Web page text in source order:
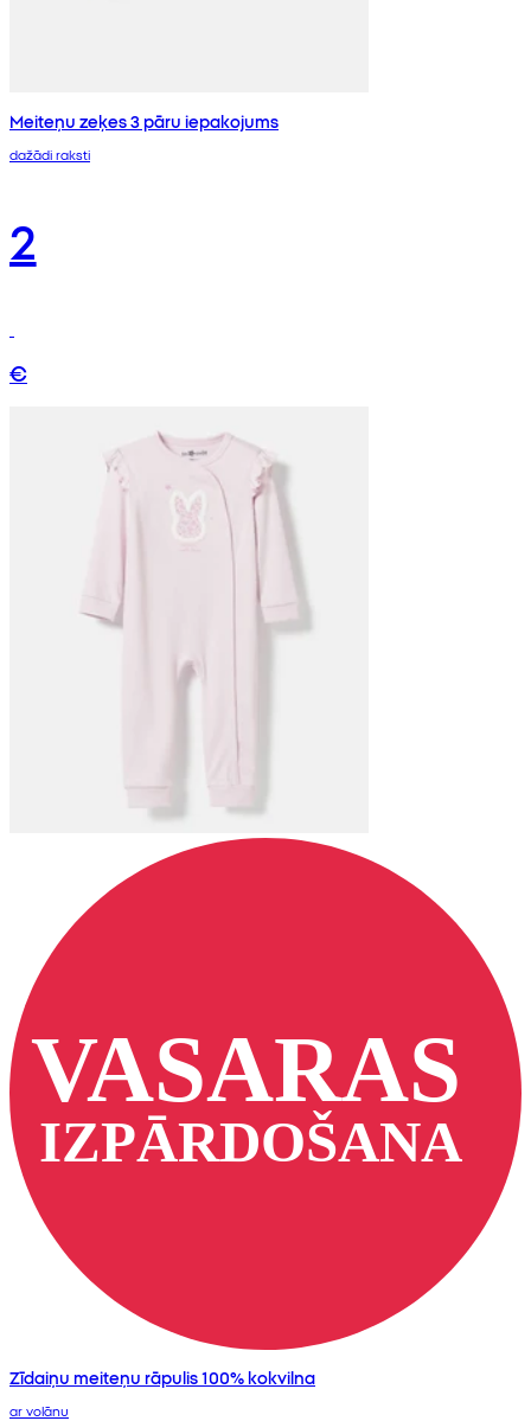
Meiteņu zeķes 3 pāru iepakojums
dažādi raksti
2
€
Zīdaiņu meiteņu rāpulis 100% kokvilna
ar volānu